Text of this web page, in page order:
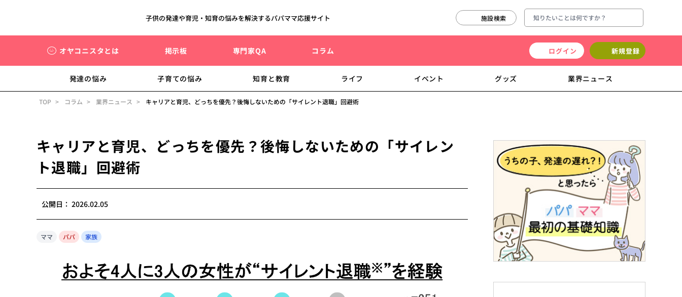
子供の発達や育児・知育の悩みを解決するパパママ応援サイト 施設検索
オヤコニスタとは 掲示板 専門家QA コラム ログイン 新規登録
発達の悩み 子育ての悩み 知育と教育 ライフ イベント グッズ 業界ニュース
TOP コラム 業界ニュース キャリアと育児、どっちを優先？後悔しないための「サイレント退職」回避術
キャリアと育児、どっちを優先？後悔しないための「サイレン
ト退職」回避術
公開日： 2026.02.05
ママ パパ 家族